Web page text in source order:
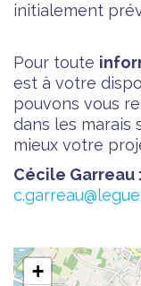
initialement
Pour toute
est à votre
pouvons vous
dans les marais
mieux votre
Cécile Garreau
+